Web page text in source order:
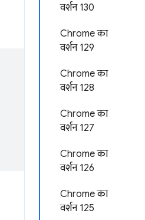
वर्शन 130
Chrome का
वर्शन 129
Chrome का
वर्शन 128
Chrome का
वर्शन 127
Chrome का
वर्शन 126
Chrome का
वर्शन 125